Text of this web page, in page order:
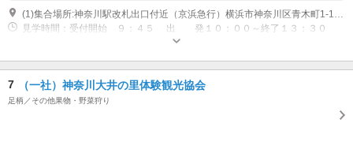
見学時間：受付開始 ９：４５ 出 発１０：００～終了１３：３０
7 （一社）神奈川大井の里体験観光協会
足柄／その他果物・野菜狩り